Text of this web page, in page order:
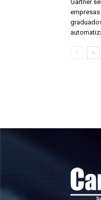
Gartner